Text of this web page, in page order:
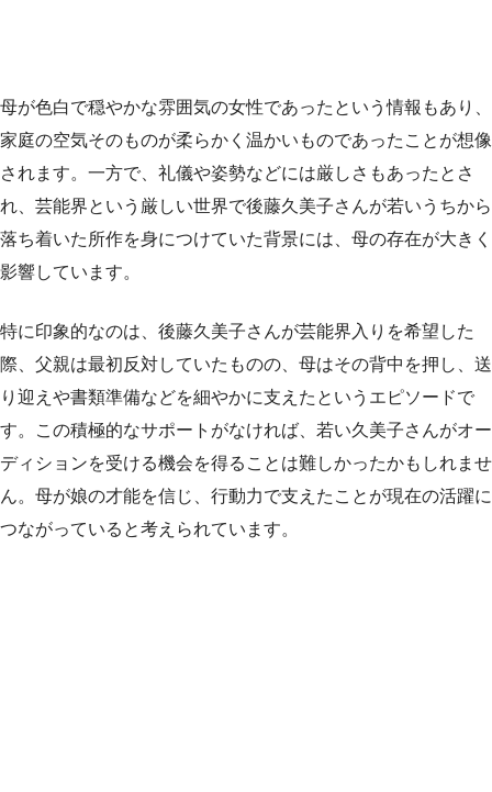
母が色白で穏やかな雰囲気の女性であったという情報もあり、
家庭の空気そのものが柔らかく温かいものであったことが想像
されます。一方で、礼儀や姿勢などには厳しさもあったとさ
れ、芸能界という厳しい世界で後藤久美子さんが若いうちから
落ち着いた所作を身につけていた背景には、母の存在が大きく
影響しています。
特に印象的なのは、後藤久美子さんが芸能界入りを希望した
際、父親は最初反対していたものの、母はその背中を押し、送
り迎えや書類準備などを細やかに支えたというエピソードで
す。この積極的なサポートがなければ、若い久美子さんがオー
ディションを受ける機会を得ることは難しかったかもしれませ
ん。母が娘の才能を信じ、行動力で支えたことが現在の活躍に
つながっていると考えられています。